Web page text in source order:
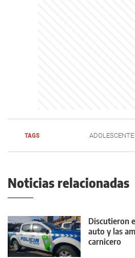
TAGS ADOLESCENTE
Noticias relacionadas
Discutieron
auto y las
carnicero